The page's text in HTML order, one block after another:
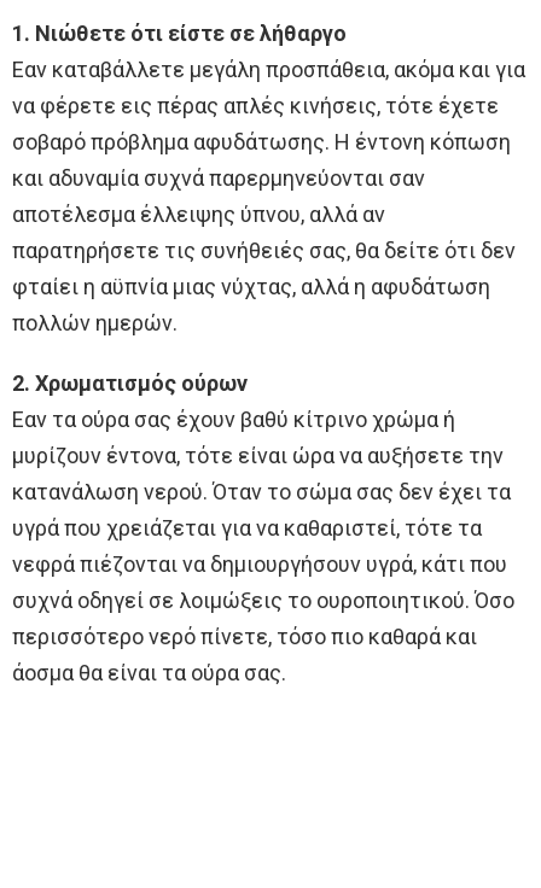
1. Νιώθετε ότι είστε σε λήθαργο
Εαν καταβάλλετε μεγάλη προσπάθεια, ακόμα και για
να φέρετε εις πέρας απλές κινήσεις, τότε έχετε
σοβαρό πρόβλημα αφυδάτωσης. Η έντονη κόπωση
και αδυναμία συχνά παρερμηνεύονται σαν
αποτέλεσμα έλλειψης ύπνου, αλλά αν
παρατηρήσετε τις συνήθειές σας, θα δείτε ότι δεν
φταίει η αϋπνία μιας νύχτας, αλλά η αφυδάτωση
πολλών ημερών.
2. Χρωματισμός ούρων
Εαν τα ούρα σας έχουν βαθύ κίτρινο χρώμα ή
μυρίζουν έντονα, τότε είναι ώρα να αυξήσετε την
κατανάλωση νερού. Όταν το σώμα σας δεν έχει τα
υγρά που χρειάζεται για να καθαριστεί, τότε τα
νεφρά πιέζονται να δημιουργήσουν υγρά, κάτι που
συχνά οδηγεί σε λοιμώξεις το ουροποιητικού. Όσο
περισσότερο νερό πίνετε, τόσο πιο καθαρά και
άοσμα θα είναι τα ούρα σας.